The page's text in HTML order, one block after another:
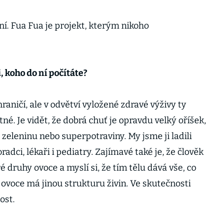
Fua Fua je projekt, kterým nikoho
do ní počítáte?
ale v odvětví vyložené zdravé výživy ty
Je vidět, že dobrá chuť je opravdu velký oříšek,
nebo superpotraviny. My jsme ji ladili
lékaři i pediatry. Zajímavé také je, že člověk
druhy ovoce a myslí si, že tím tělu dává vše, co
má jinou strukturu živin. Ve skutečnosti